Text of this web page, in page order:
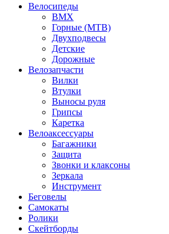
Велосипеды
BMX
Горные (MTB)
Двухподвесы
Детские
Дорожные
Велозапчасти
Вилки
Втулки
Выносы руля
Грипсы
Каретка
Велоаксессуары
Багажники
Защита
Звонки и клаксоны
Зеркала
Инструмент
Беговелы
Самокаты
Ролики
Скейтборды